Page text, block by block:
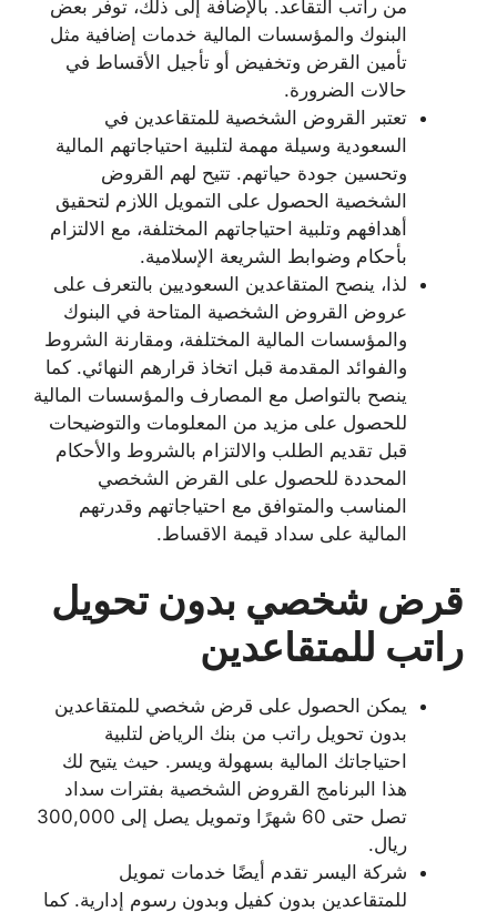
من راتب التقاعد. بالإضافة إلى ذلك، توفر بعض
البنوك والمؤسسات المالية خدمات إضافية مثل
تأمين القرض وتخفيض أو تأجيل الأقساط في
حالات الضرورة.
تعتبر القروض الشخصية للمتقاعدين في
السعودية وسيلة مهمة لتلبية احتياجاتهم المالية
وتحسين جودة حياتهم. تتيح لهم القروض
الشخصية الحصول على التمويل اللازم لتحقيق
أهدافهم وتلبية احتياجاتهم المختلفة، مع الالتزام
بأحكام وضوابط الشريعة الإسلامية.
لذا، ينصح المتقاعدين السعوديين بالتعرف على
عروض القروض الشخصية المتاحة في البنوك
والمؤسسات المالية المختلفة، ومقارنة الشروط
والفوائد المقدمة قبل اتخاذ قرارهم النهائي. كما
ينصح بالتواصل مع المصارف والمؤسسات المالية
للحصول على مزيد من المعلومات والتوضيحات
قبل تقديم الطلب والالتزام بالشروط والأحكام
المحددة للحصول على القرض الشخصي
المناسب والمتوافق مع احتياجاتهم وقدرتهم
المالية على سداد قيمة الاقساط.
قرض شخصي بدون تحويل
راتب للمتقاعدين
يمكن الحصول على قرض شخصي للمتقاعدين
بدون تحويل راتب من بنك الرياض لتلبية
احتياجاتك المالية بسهولة ويسر. حيث يتيح لك
هذا البرنامج القروض الشخصية بفترات سداد
تصل حتى 60 شهرًا وتمويل يصل إلى 300,000
ريال.
شركة اليسر تقدم أيضًا خدمات تمويل
للمتقاعدين بدون كفيل وبدون رسوم إدارية. كما